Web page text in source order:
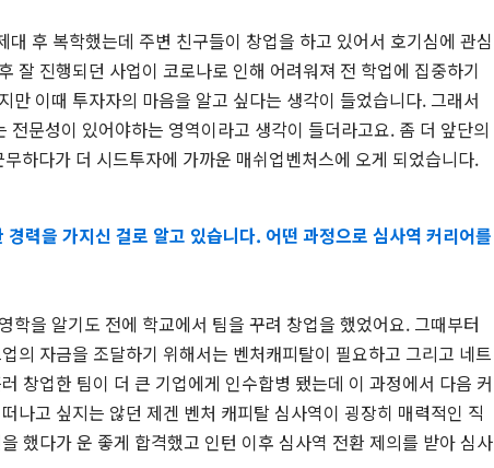
후 복학했는데 주변 친구들이 창업을 하고 있어서 호기심에 관심
잘 진행되던 사업이 코로나로 인해 어려워져 전 학업에 집중하기
이때 투자자의 마음을 알고 싶다는 생각이 들었습니다. 그래서
문성이 있어야하는 영역이라고 생각이 들더라고요. 좀 더 앞단의
하다가 더 시드투자에 가까운 매쉬업벤처스에 오게 되었습니다.
력을 가지신 걸로 알고 있습니다. 어떤 과정으로 심사역 커리어를
을 알기도 전에 학교에서 팀을 꾸려 창업을 했었어요. 그때부터
의 자금을 조달하기 위해서는 벤처캐피탈이 필요하고 그리고 네트
창업한 팀이 더 큰 기업에게 인수합병 됐는데 이 과정에서 다음 커
나고 싶지는 않던 제겐 벤처 캐피탈 심사역이 굉장히 매력적인 직
했다가 운 좋게 합격했고 인턴 이후 심사역 전환 제의를 받아 심사